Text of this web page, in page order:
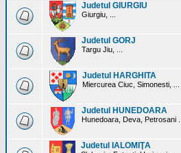
Judetul GIURGIU
Giurgiu, ...
Judetul GORJ
Targu Jiu, ...
Judetul HARGHITA
Miercurea Ciuc, Simonesti, ...
Judetul HUNEDOARA
Hunedoara, Deva, Petrosani ...
Judetul IALOMIŢA